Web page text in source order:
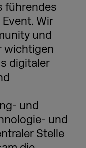
führendes
Wir
und
wichtigen
digitaler
und
und
Stelle